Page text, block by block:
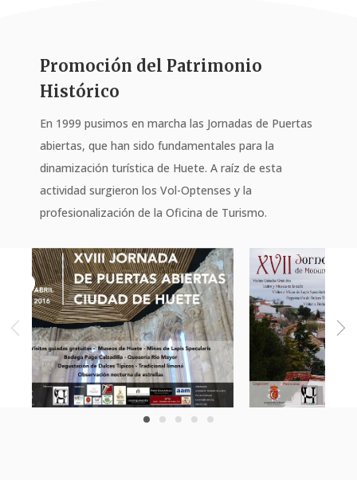
Promoción del Patrimonio
Histórico
En 1999 pusimos en marcha las Jornadas de Puertas
abiertas, que han sido fundamentales para la
dinamización turística de Huete. A raíz de esta
actividad surgieron los Vol-Optenses y la
profesionalización de la Oficina de Turismo.